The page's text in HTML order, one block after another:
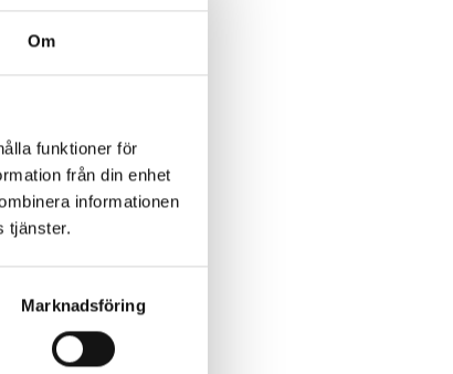
Om
funktioner för
från din enhet
informationen
tjänster.
Marknadsföring